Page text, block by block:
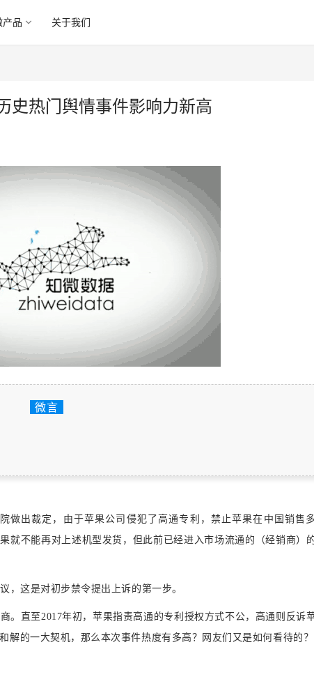
产品 关于我们
史热门舆情事件影响力新高
微言
做出裁定，由于苹果公司侵犯了高通专利，禁止苹果在中国销售
就不能再对上述机型发货，但此前已经进入市场流通的（经销商）
，这是对初步禁令提出上诉的第一步。
。直至2017年初，苹果指责高通的专利授权方式不公，高通则反诉
解的一大契机，那么本次事件热度有多高？网友们又是如何看待的？